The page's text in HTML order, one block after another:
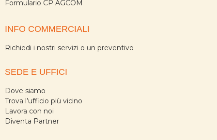
Formulario CP AGCOM
INFO COMMERCIALI
Richiedi i nostri servizi o un preventivo
SEDE E UFFICI
Dove siamo
Trova l’ufficio più vicino
Lavora con noi
Diventa Partner